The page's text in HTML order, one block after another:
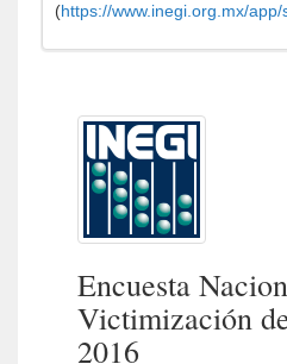
(https://www.inegi.org.mx/
Encuesta
Victimización
2016